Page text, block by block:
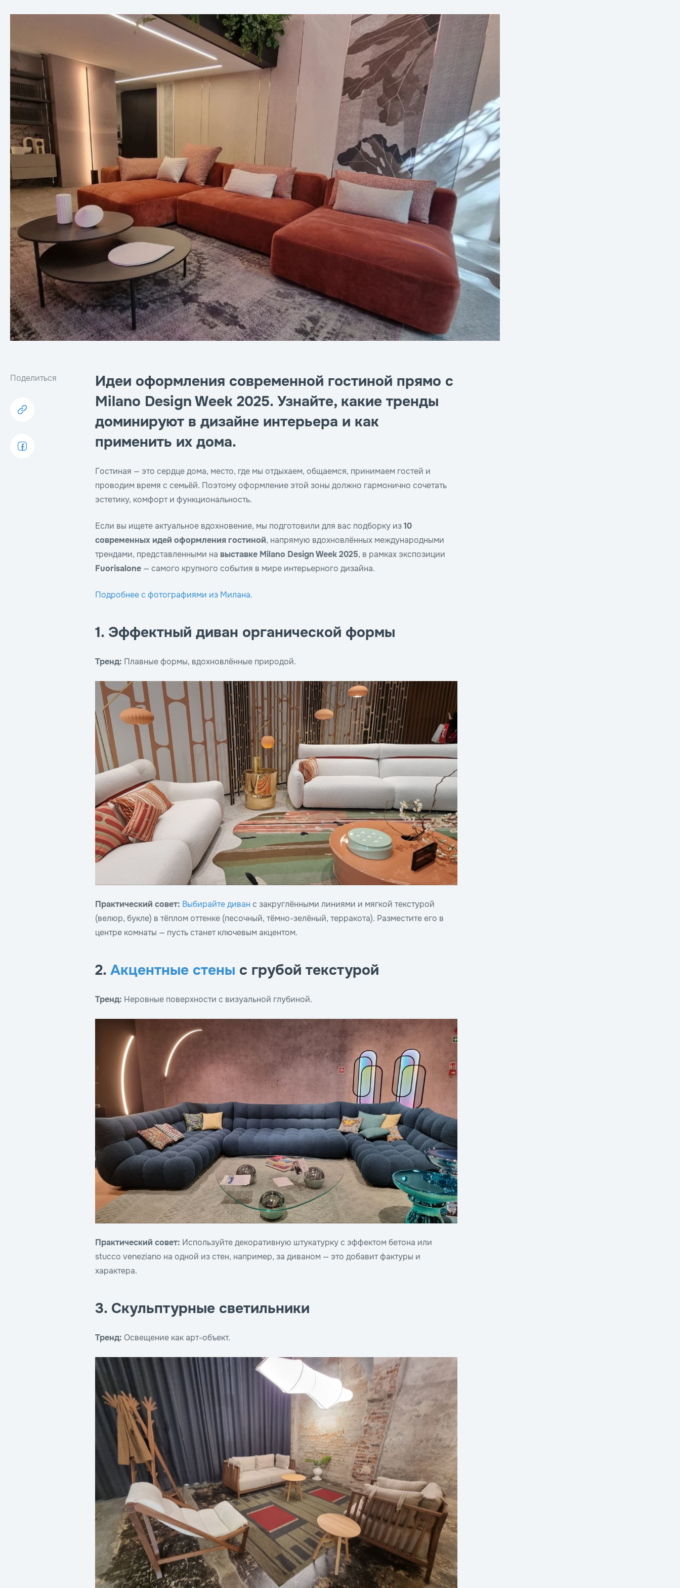
Поделиться
Идеи оформления современной гостиной прямо с
Milano Design Week 2025. Узнайте, какие тренды
доминируют в дизайне интерьера и как
применить их дома.
Гостиная — это сердце дома, место, где мы отдыхаем, общаемся, принимаем гостей и
проводим время с семьёй. Поэтому оформление этой зоны должно гармонично сочетать
эстетику, комфорт и функциональность.
Если вы ищете актуальное вдохновение, мы подготовили для вас подборку из10
современных идей оформления гостиной, напрямую вдохновлённых международными
трендами, представленными на выставке Milano Design Week 2025, в рамках экспозиции
Fuorisalone — самого крупного события в мире интерьерного дизайна.
Подробнее с фотографиями из Милана.
1. Эффектный диван органической формы
Тренд: Плавные формы, вдохновлённые природой.
Практический совет: Выбирайте диван с закруглёнными линиями и мягкой текстурой
(велюр, букле) в тёплом оттенке (песочный, тёмно-зелёный, терракота). Разместите его в
центре комнаты — пусть станет ключевым акцентом.
2. Акцентные стены с грубой текстурой
Тренд: Неровные поверхности с визуальной глубиной.
Практический совет: Используйте декоративную штукатурку с эффектом бетона или
stucco veneziano на одной из стен, например, за диваном — это добавит фактуры и
характера.
3. Скульптурные светильники
Тренд: Освещение как арт-объект.